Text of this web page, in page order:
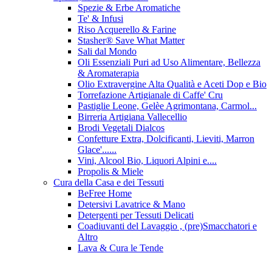
Spezie & Erbe Aromatiche
Te' & Infusi
Riso Acquerello & Farine
Stasher®️ Save What Matter
Sali dal Mondo
Oli Essenziali Puri ad Uso Alimentare, Bellezza
& Aromaterapia
Olio Extravergine Alta Qualità e Aceti Dop e Bio
Torrefazione Artigianale di Caffe' Cru
Pastiglie Leone, Gelèe Agrimontana, Carmol...
Birreria Artigiana Vallecellio
Brodi Vegetali Dialcos
Confetture Extra, Dolcificanti, Lieviti, Marron
Glace'......
Vini, Alcool Bio, Liquori Alpini e....
Propolis & Miele
Cura della Casa e dei Tessuti
BeFree Home
Detersivi Lavatrice & Mano
Detergenti per Tessuti Delicati
Coadiuvanti del Lavaggio , (pre)Smacchatori e
Altro
Lava & Cura le Tende